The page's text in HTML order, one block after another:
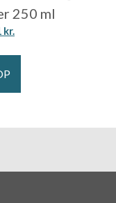
250 ml
kr.